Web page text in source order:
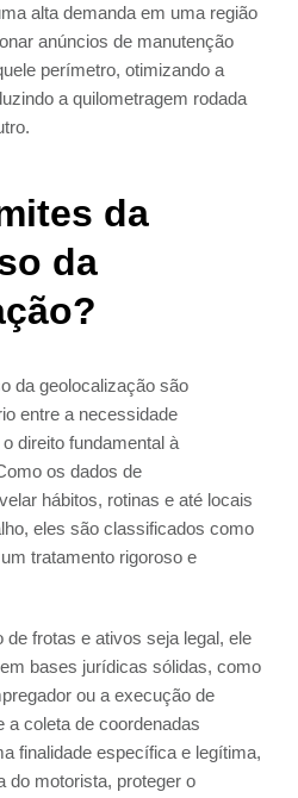
alta demanda em uma região
anúncios de manutenção
perímetro, otimizando a
a quilometragem rodada
da
da
da geolocalização são
entre a necessidade
direito fundamental à
os dados de
hábitos, rotinas e até locais
eles são classificados como
tratamento rigoroso e
de frotas e ativos seja legal, ele
bases jurídicas sólidas, como
ou a execução de
a coleta de coordenadas
finalidade específica e legítima,
do motorista, proteger o